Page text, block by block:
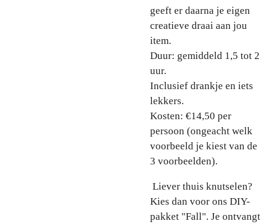
geeft er daarna je eigen
creatieve draai aan jou
item.
Duur: gemiddeld 1,5 tot 2
uur.
Inclusief drankje en iets
lekkers.
Kosten: €14,50 per
persoon (ongeacht welk
voorbeeld je kiest van de
3 voorbeelden).
Liever thuis knutselen?
Kies dan voor ons DIY-
pakket "Fall". Je ontvangt